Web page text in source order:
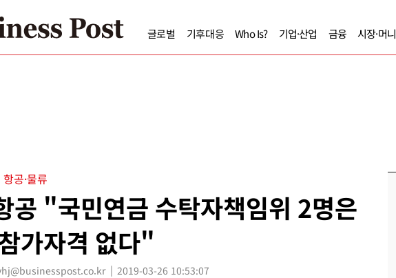
글로벌 기후대응 Who Is? 기업·산업 금융 시장·머니
항공·물류
공 "국민연금 수탁자책임위 2명은
가자격 없다"
2019-03-26 10:53:07